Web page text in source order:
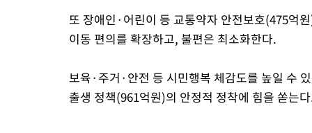
또 장애인·어린이 등 교통약자 안전보호(475억
이동 편의를 확장하고, 불편은 최소화한다.
보육·주거·안전 등 시민행복 체감도를 높일 수
출생 정책(961억원)의 안정적 정착에 힘을 쏟는